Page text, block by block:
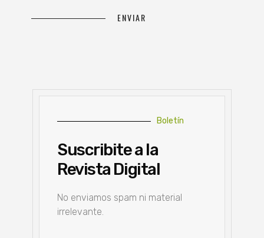
Boletín
Suscribite a la
Revista Digital
No enviamos spam ni material
irrelevante.